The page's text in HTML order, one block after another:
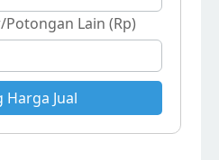
Lain (Rp)
Harga Jual